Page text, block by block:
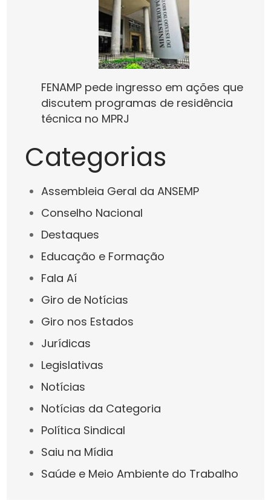
FENAMP pede ingresso em ações que
discutem programas de residência
técnica no MPRJ
Categorias
Assembleia Geral da ANSEMP
Conselho Nacional
Destaques
Educação e Formação
Fala Aí
Giro de Notícias
Giro nos Estados
Jurídicas
Legislativas
Notícias
Notícias da Categoria
Política Sindical
Saiu na Mídia
Saúde e Meio Ambiente do Trabalho